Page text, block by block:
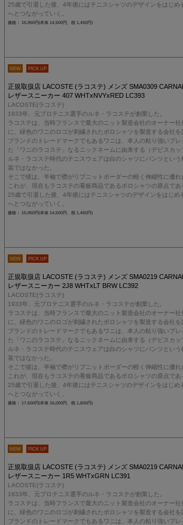
25歳で引退した後、4年後にはテニスシャツのデザインをはじめ
へとつながっていく。
価格： 15,950円(本体 14,500円、税 1,450円)
NEW PICK UP
正規取扱店 LACOSTE (ラコステ) メンズ SMA0309
レザースニーカー 407 WHTxNVYxRED LC393
LACOSTE(ラコステ)
1933年、元プロテニス選手のルネ・ラコステが創業した。
ラコステは、当時フランスで最大のニット製造会社のオーナー
に、緑色のワニのロゴが刺繍されたポロシャツを製造する会社を
ブランドのトレードマークでもあるワニは、本人の粘り強いプ
た「ワニのラコステ」なるニックネームに由来する（デビスカッ
ルネ・ラコステ時代のテニスウェアは白のシャツにパンツとい
装ではなかった。
そこで彼は、半袖で襟がリブニットボーダーの軽く伸縮性に優れ
これが、現在もラコステの看板商品であるポロシャツの原点であ
25歳で引退した後、4年後にはテニスシャツのデザインをはじめ
へとつながっていく。
価格： 15,950円(本体 14,500円、税 1,450円)
NEW PICK UP
正規取扱店 LACOSTE (ラコステ) メンズ SMA0219
レザースニーカー 2J8 WHTxLT BRW LC392
LACOSTE(ラコステ)
1933年、元プロテニス選手のルネ・ラコステが創業した。
ラコステは、当時フランスで最大のニット製造会社のオーナー
に、緑色のワニのロゴが刺繍されたポロシャツを製造する会社を
ブランドのトレードマークでもあるワニは、本人の粘り強いプ
た「ワニのラコステ」なるニックネームに由来する（デビスカッ
ルネ・ラコステ時代のテニスウェアは白のシャツにパンツとい
装ではなかった。
そこで彼は、半袖で襟がリブニットボーダーの軽く伸縮性に優れ
これが、現在もラコステの看板商品であるポロシャツの原点であ
25歳で引退した後、4年後にはテニスシャツのデザインをはじめ
へとつながっていく。
価格： 17,600円(本体 16,000円、税 1,600円)
NEW PICK UP
正規取扱店 LACOSTE (ラコステ) メンズ SMA0219
レザースニーカー 1R5 WHTxGRN LC391
LACOSTE(ラコステ)
1933年、元プロテニス選手のルネ・ラコステが創業した。
ラコステは、当時フランスで最大のニット製造会社のオーナー
に、緑色のワニのロゴが刺繍されたポロシャツを製造する会社を
ブランドのトレードマークでもあるワニは、本人の粘り強いプ